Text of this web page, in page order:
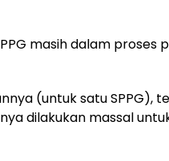
masih dalam
(untuk satu
dilakukan massal